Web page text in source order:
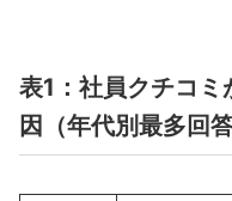
表1：社員クチコ
因（年代別最多回答